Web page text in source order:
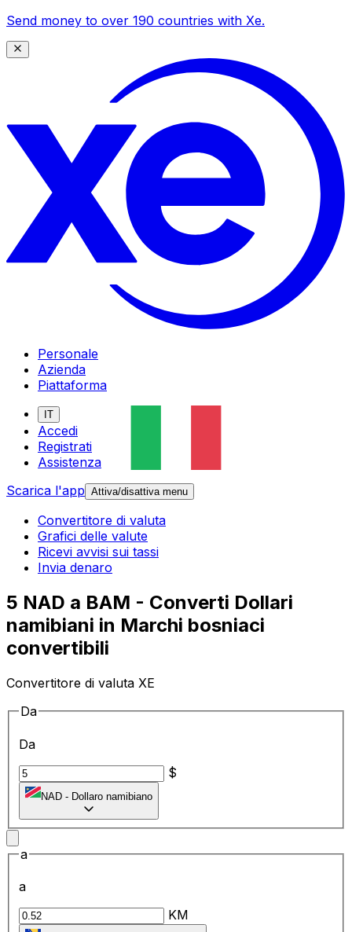
Send money to over 190 countries with Xe.
Personale
Azienda
Piattaforma
IT
Accedi
Registrati
Assistenza
Scarica l'app Attiva/disattiva menu
Convertitore di valuta
Grafici delle valute
Ricevi avvisi sui tassi
Invia denaro
5 NAD a BAM - Converti Dollari
namibiani in Marchi bosniaci
convertibili
Convertitore di valuta XE
Da
Da
$
NAD - Dollaro namibiano
a
a
KM